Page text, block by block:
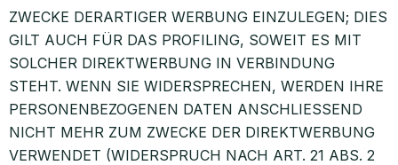
ZWECKE DERARTIGER WERBUNG EINZULEGEN; DIES
GILT AUCH FÜR DAS PROFILING, SOWEIT ES MIT
SOLCHER DIREKTWERBUNG IN VERBINDUNG
STEHT. WENN SIE WIDERSPRECHEN, WERDEN IHRE
PERSONENBEZOGENEN DATEN ANSCHLIESSEND
NICHT MEHR ZUM ZWECKE DER DIREKTWERBUNG
VERWENDET (WIDERSPRUCH NACH ART. 21 ABS. 2